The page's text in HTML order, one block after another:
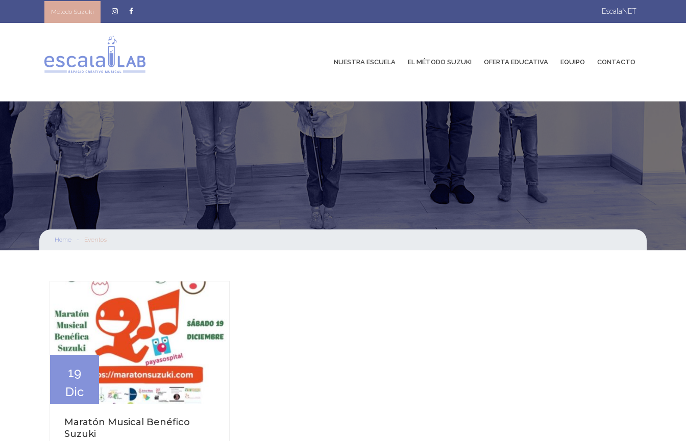
Método Suzuki EscalaNET
NUESTRA ESCUELA EL MÉTODO SUZUKI OFERTA EDUCATIVA EQUIPO CONTACTO
Home - Eventos
19
Dic
Maratón Musical Benéfico
Suzuki